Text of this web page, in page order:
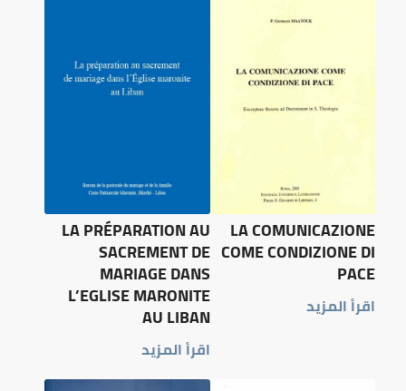
LA COMUNICAZIONE
COME CONDIZIONE DI
PACE
اقرأ المزيد
LA PRÉPARATION AU
SACREMENT DE
MARIAGE DANS
L’EGLISE MARONITE
AU LIBAN
اقرأ المزيد